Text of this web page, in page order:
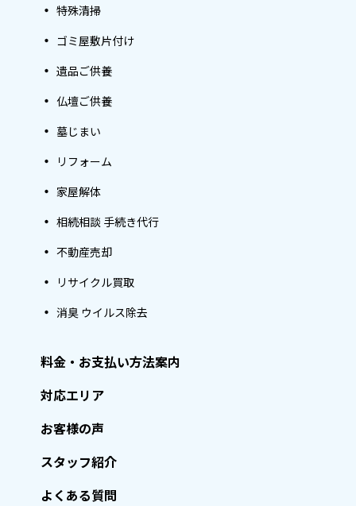
特殊清掃
ゴミ屋敷片付け
遺品ご供養
仏壇ご供養
墓じまい
リフォーム
家屋解体
相続相談 手続き代行
不動産売却
リサイクル買取
消臭 ウイルス除去
料金・お支払い方法案内
対応エリア
お客様の声
スタッフ紹介
よくある質問